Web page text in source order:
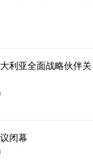
利亚全面战略伙伴关
闭幕